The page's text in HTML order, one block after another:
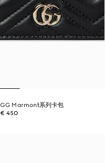
GG Marmont系列卡包
€ 450